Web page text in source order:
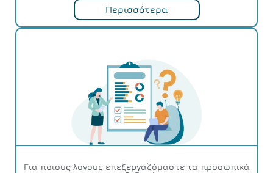
Περισσότερα
Για ποιους λόγους επεξεργαζόμαστε τα προσωπικά